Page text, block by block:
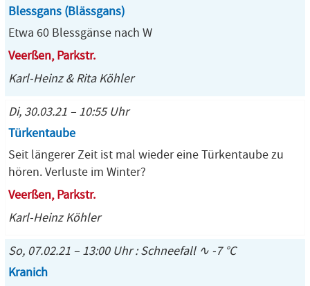
Blessgans (Blässgans)
Etwa 60 Blessgänse nach W
Veerßen, Parkstr.
Karl-Heinz & Rita Köhler
Di, 30.03.21 – 10:55 Uhr
Türkentaube
Seit längerer Zeit ist mal wieder eine Türkentaube zu
hören. Verluste im Winter?
Veerßen, Parkstr.
Karl-Heinz Köhler
So, 07.02.21 – 13:00 Uhr : Schneefall ∿ -7 °C
Kranich